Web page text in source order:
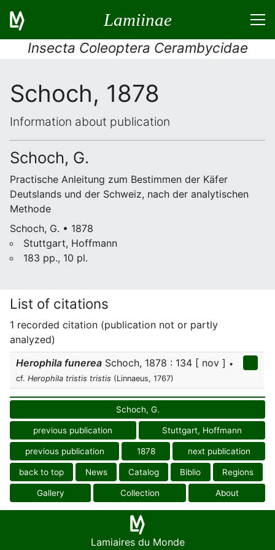
Lamiinae
Insecta Coleoptera Cerambycidae
Schoch, 1878
Information about publication
Schoch, G.
Practische Anleitung zum Bestimmen der Käfer
Deutslands und der Schweiz, nach der analytischen
Methode
Schoch, G. • 1878
Stuttgart, Hoffmann
183 pp., 10 pl.
List of citations
1 recorded citation (publication not or partly
analyzed)
Herophila funerea Schoch, 1878 : 134 [ nov ] •
cf. Herophila tristis tristis (Linnaeus, 1767)
Schoch, G.
previous publication Stuttgart, Hoffmann
previous publication 1878 next publication
back to top News Catalog Biblio Regions
Gallery Collection About
Lamiaires du Monde